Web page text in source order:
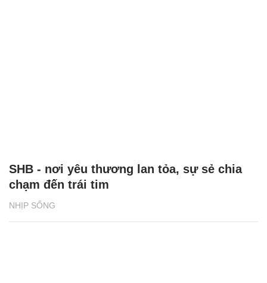
NHỊP SỐNG
SHB - nơi yêu thương lan tỏa, sự sẻ chia
chạm đến trái tim